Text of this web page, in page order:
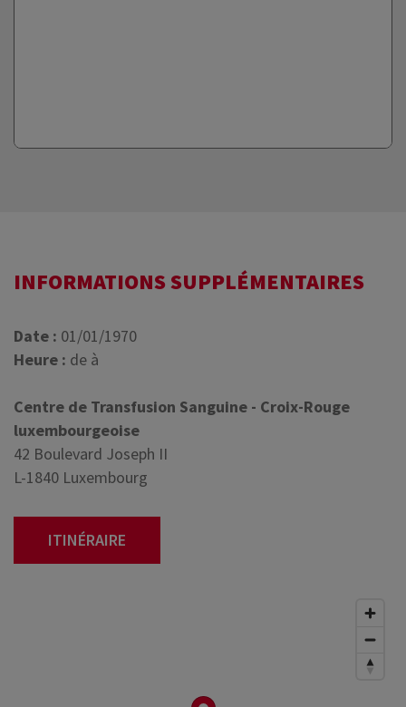
INFORMATIONS SUPPLÉMENTAIRES
Date : 01/01/1970
Heure : de à
Centre de Transfusion Sanguine - Croix-Rouge
luxembourgeoise
42 Boulevard Joseph II
L-1840 Luxembourg
ITINÉRAIRE